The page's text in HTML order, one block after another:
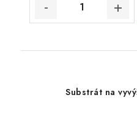
Substrát na